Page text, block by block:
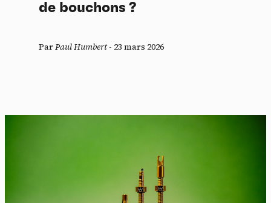
de bouchons ?
ParPaul Humbert- 23 mars 2026